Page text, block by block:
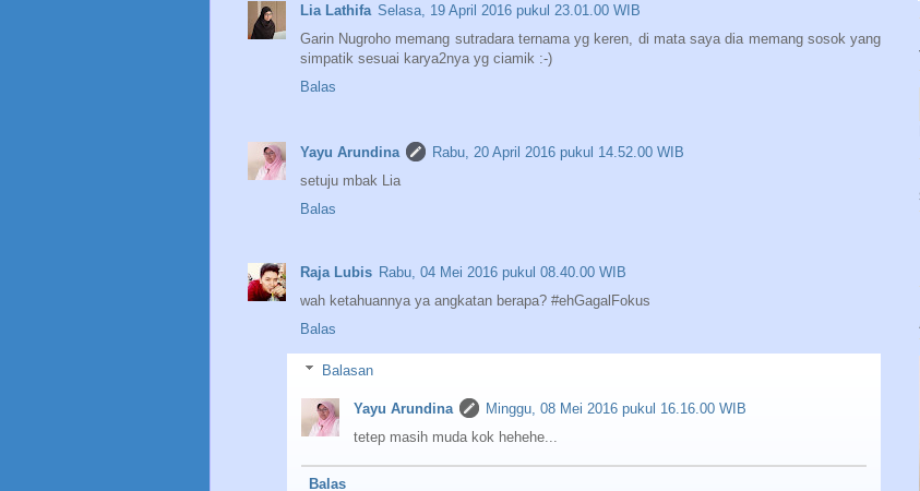
Lia Lathifa Selasa, 19 April 2016 pukul 23.01.00 WIB
Garin Nugroho memang sutradara ternama yg keren, di mata saya dia memang sosok yang
simpatik sesuai karya2nya yg ciamik :-)
Balas
Yayu Arundina
Rabu, 20 April 2016 pukul 14.52.00 WIB
setuju mbak Lia
Balas
Raja Lubis Rabu, 04 Mei 2016 pukul 08.40.00 WIB
wah ketahuannya ya angkatan berapa? #ehGagalFokus
Balas
Balasan
Yayu Arundina
Minggu, 08 Mei 2016 pukul 16.16.00 WIB
tetep masih muda kok hehehe...
Balas